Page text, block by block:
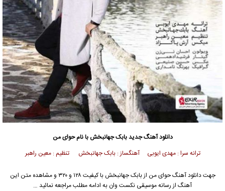
دانلود آهنگ جدیدبابک جهانبخش با نام حوای من
ترانه سرا : مهدی ایوبی آهنگساز : بابک جهانبخش تنظیم : معین راهبر
جهت دانلود آهنگ حوای من ازبابک جهانبخش
با کیفیت ۱۲۸ و ۳۲۰ و مشاهده متن این
آهنگ از رسانه موسیقی نکست وان به ادامه مطلب مراجعه نمائید …